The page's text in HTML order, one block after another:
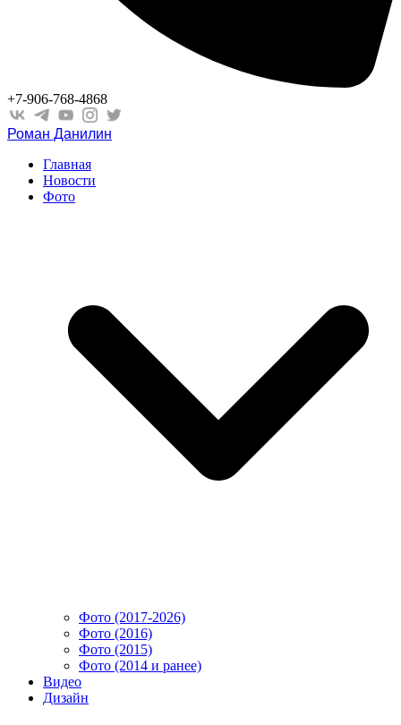
+7-906-768-4868
Роман Данилин
Главная
Новости
Фото
Фото (2017-2026)
Фото (2016)
Фото (2015)
Фото (2014 и ранее)
Видео
Дизайн